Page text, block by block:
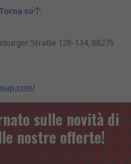
Torna su
Straße 128-134, 88276
sulle novità di
nostre offerte!